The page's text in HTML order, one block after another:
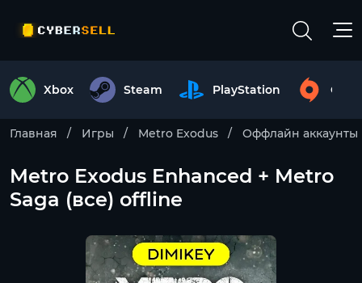
Xbox Steam PlayStation
Главная Игры Metro Exodus Оффлайн аккаунты
Metro Exodus Enhanced + Metro
Saga (все) offline